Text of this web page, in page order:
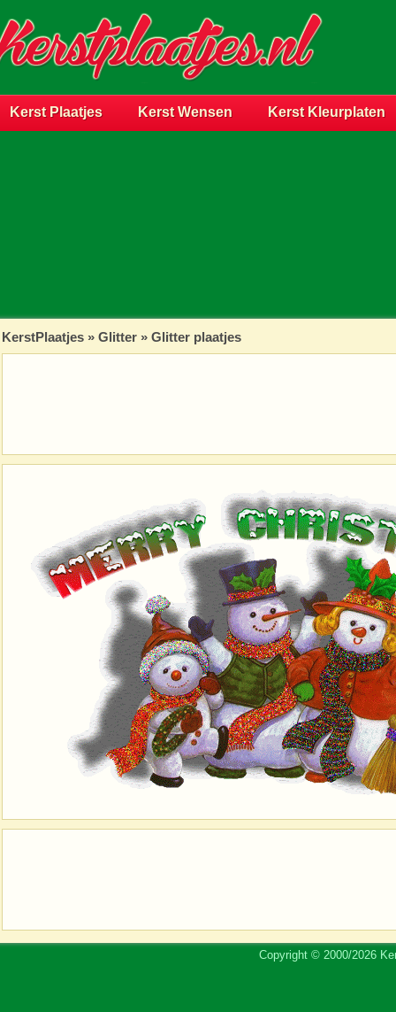
Kerst Plaatjes Kerst Wensen Kerst Kleurplaten
KerstPlaatjes » Glitter » Glitter plaatjes
Copyright © 2000/2026